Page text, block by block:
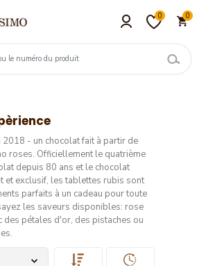
0 0
2018 - un chocolat fait à partir de
roses. Officiellement le quatrième
depuis 80 ans et le chocolat
et exclusif, les tablettes rubis sont
parfaits à un cadeau pour toute
les saveurs disponibles: rose
des pétales d'or, des pistaches ou